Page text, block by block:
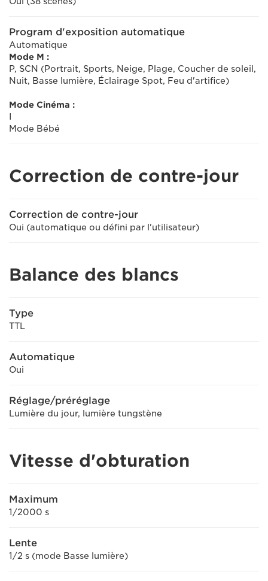
Program d'exposition automatique
Automatique
Mode M :
P, SCN (Portrait, Sports, Neige, Plage, Coucher de soleil,
Nuit, Basse lumière, Éclairage Spot, Feu d'artifice)
Mode Cinéma :
Mode Bébé
Correction de contre-jour
Correction de contre-jour
Oui (automatique ou défini par l'utilisateur)
Balance des blancs
Type
TTL
Automatique
Oui
Réglage/préréglage
Lumière du jour, lumière tungstène
Vitesse d'obturation
Maximum
1/2000 s
Lente
1/2 s (mode Basse lumière)